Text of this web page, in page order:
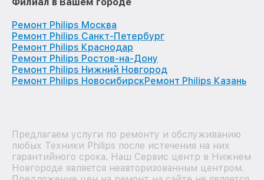
Ремонт Philips Москва
Ремонт Philips Санкт-Петербург
Ремонт Philips Краснодар
Ремонт Philips Ростов-на-Дону
Ремонт Philips Нижний Новгород
Ремонт Philips НовосибирскРемонт Philips Казань
Предлагаем услуги по ремонту и обслуживанию
любых Техники Philips после истечения на них
гарантийного срока. Наш Сервис центр в Нижнем
Новгороде является неавторизованным центром.